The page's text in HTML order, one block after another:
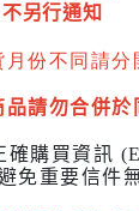
另行通知
月份不同請分
請勿合併於
確購買資訊
免重要信件